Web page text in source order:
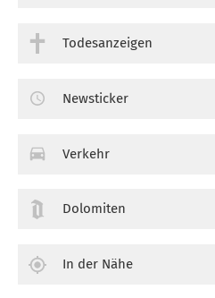
Todesanzeigen
Newsticker
Verkehr
Dolomiten
In der Nähe